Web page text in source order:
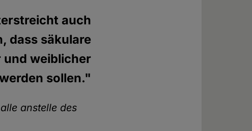
auch
dass säkulare
und weiblicher
sollen."
anstelle des